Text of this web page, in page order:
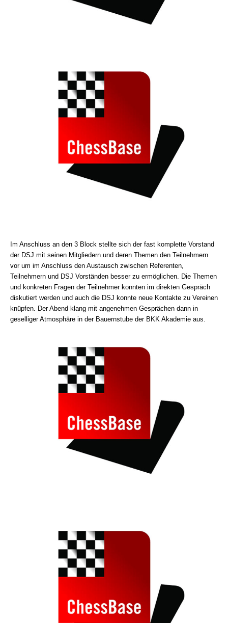
Im Anschluss an den 3 Block stellte sich der fast komplette Vorstand
der DSJ mit seinen Mitgliedern und deren Themen den Teilnehmern
vor um im Anschluss den Austausch zwischen Referenten,
Teilnehmern und DSJ Vorständen besser zu ermöglichen. Die Themen
und konkreten Fragen der Teilnehmer konnten im direkten Gespräch
diskutiert werden und auch die DSJ konnte neue Kontakte zu Vereinen
knüpfen. Der Abend klang mit angenehmen Gesprächen dann in
geselliger Atmosphäre in der Bauernstube der BKK Akademie aus.